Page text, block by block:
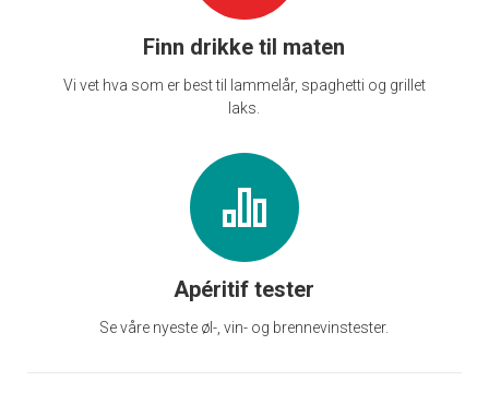
Finn drikke til maten
Vi vet hva som er best til lammelår, spaghetti og grillet
laks.
Apéritif tester
Se våre nyeste øl-, vin- og brennevinstester.